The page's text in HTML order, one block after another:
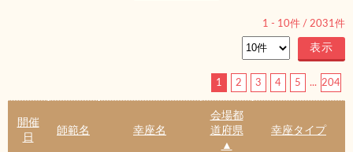
1 - 10件 / 2031件
1 2 3 4 5 ... 204
開催
日
師範名 幸座名
会場都
道府県
▲
幸座タイプ